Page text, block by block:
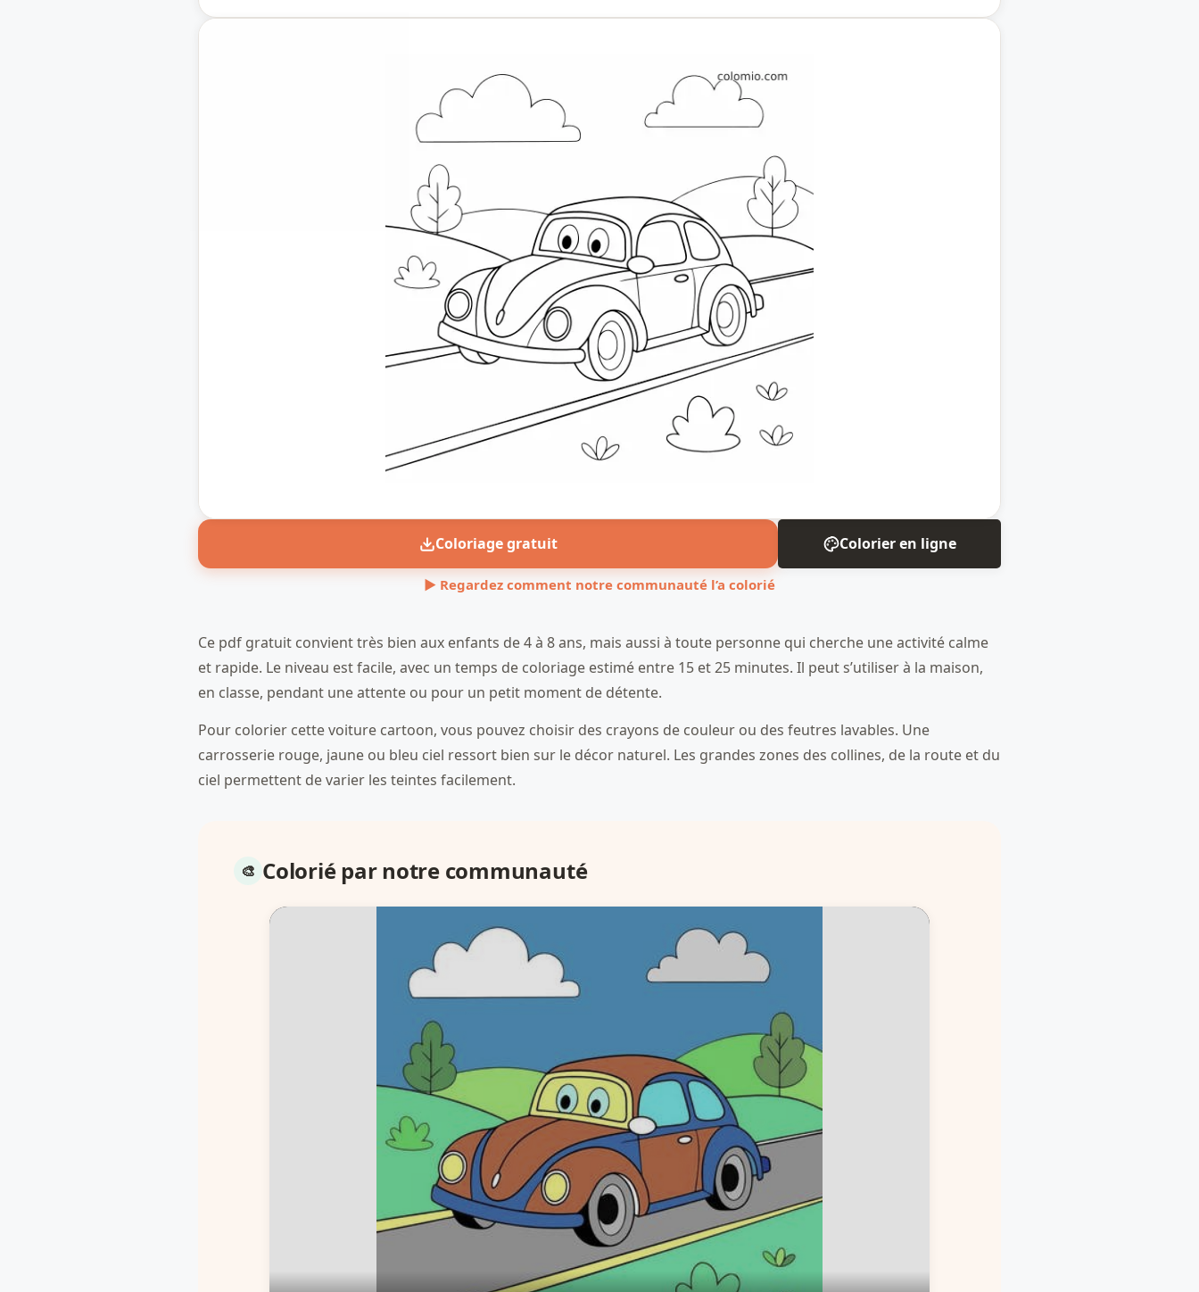
Coloriage gratuit Colorier en ligne
▶ Regardez comment notre communauté l’a colorié
Ce pdf gratuit convient très bien aux enfants de 4 à 8 ans, mais aussi à toute personne qui cherche une activité calme
et rapide. Le niveau est facile, avec un temps de coloriage estimé entre 15 et 25 minutes. Il peut s’utiliser à la maison,
en classe, pendant une attente ou pour un petit moment de détente.
Pour colorier cette voiture cartoon, vous pouvez choisir des crayons de couleur ou des feutres lavables. Une
carrosserie rouge, jaune ou bleu ciel ressort bien sur le décor naturel. Les grandes zones des collines, de la route et du
ciel permettent de varier les teintes facilement.
Colorié par notre communauté